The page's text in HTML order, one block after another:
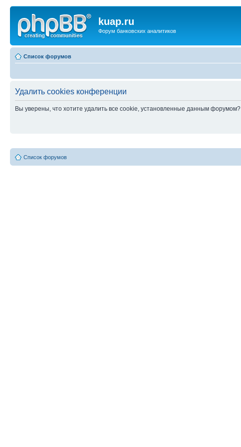
kuap.ru
Форум банковских аналитиков
Список форумов
Удалить cookies конференции
Вы уверены, что хотите удалить все cookie, установленные данным форумом?
Список форумов